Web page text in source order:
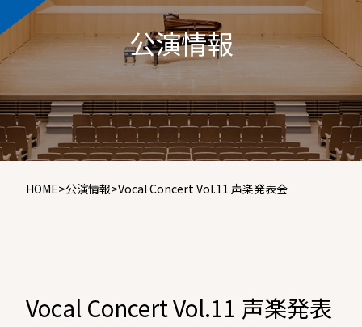
公演情報
HOME>公演情報>Vocal Concert Vol.11 声楽発表会
Vocal Concert Vol.11 声楽発表